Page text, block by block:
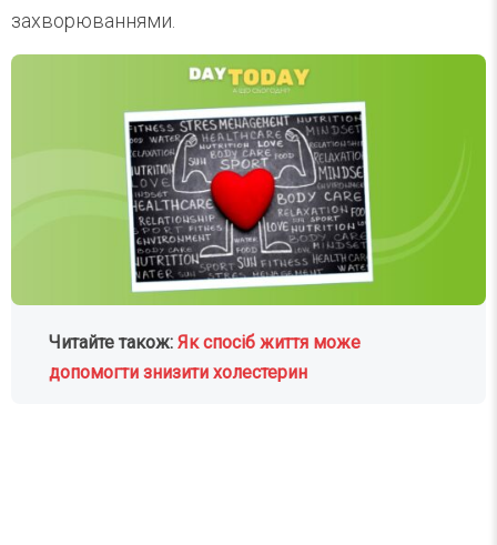
захворюваннями.
Читайте також:Як спосіб життя може
допомогти знизити холестерин